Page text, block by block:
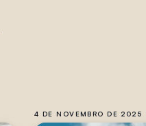
4 DE NOVEMBRO DE 2025